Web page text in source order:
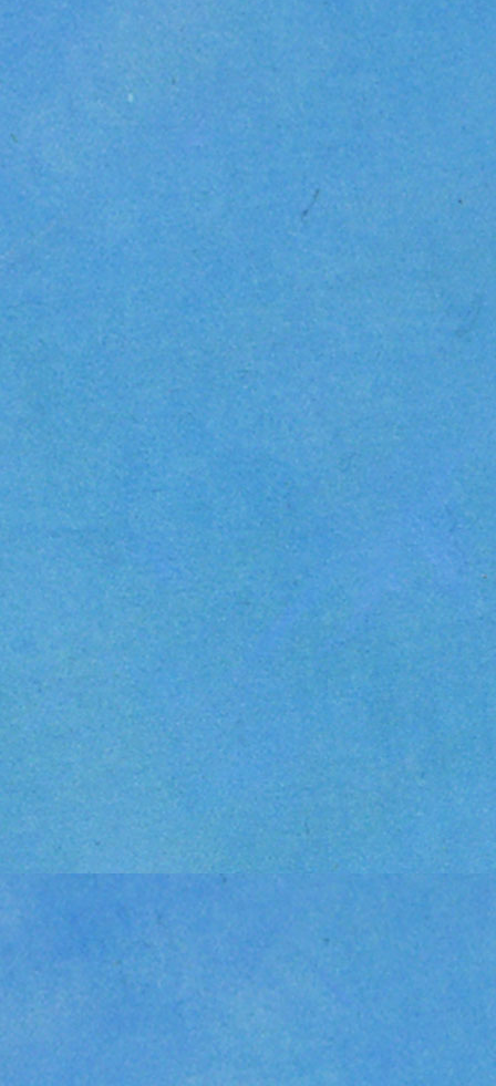
weiterlesen...
Brigantine
Sein
her,
die er nie
weiterlesen...
Leo Frankfurt